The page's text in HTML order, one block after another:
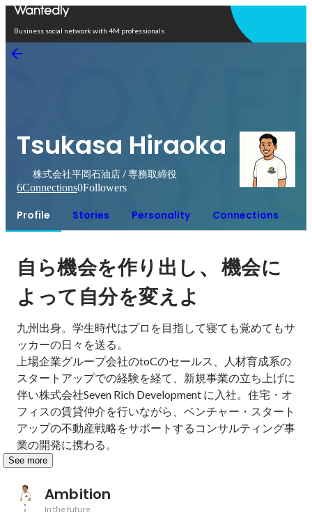
Business social network with 4M professionals
Tsukasa Hiraoka
株式会社平岡石油店 / 専務取締役
6Connections0Followers
Profile Stories Personality Connections
自ら機会を作り出し 、 機会に
よって自分を変えよ
九州出身。学生時代はプロを目指して寝ても覚めてもサ
ッカーの日々を送る。
上場企業グループ会社のtoCのセールス、人材育成系の
スタートアップでの経験を経て、新規事業の立ち上げに
伴い株式会社Seven Rich Development に入社。住宅・オ
フィスの賃貸仲介を行いながら、ベンチャー・スタート
アップの不動産戦略をサポートするコンサルティング事
業の開発に携わる。
See more
Ambition
In the future